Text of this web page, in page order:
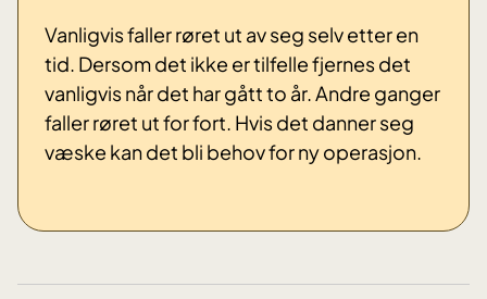
Vanligvis faller røret ut av seg selv etter en
tid. Dersom det ikke er tilfelle fjernes det
vanligvis når det har gått to år. Andre ganger
faller røret ut for fort. Hvis det danner seg
væske kan det bli behov for ny operasjon.